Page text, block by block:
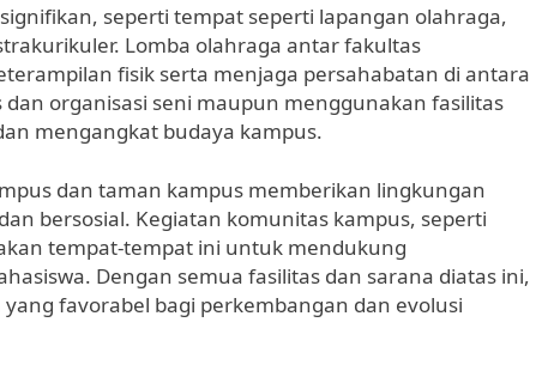
seperti tempat seperti lapangan olahraga,
Lomba olahraga antar fakultas
fisik serta menjaga persahabatan di antara
organisasi seni maupun menggunakan fasilitas
mengangkat budaya kampus.
dan taman kampus memberikan lingkungan
bersosial. Kegiatan komunitas kampus, seperti
tempat-tempat ini untuk mendukung
Dengan semua fasilitas dan sarana diatas ini,
favorabel bagi perkembangan dan evolusi